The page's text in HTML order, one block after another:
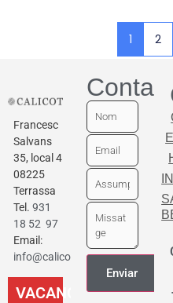
1 2
Francesc
Salvans
35, local 4
08225
Terrassa
Tel. 931
18 52 97
Email:
info@calicot.cat
VACANCES